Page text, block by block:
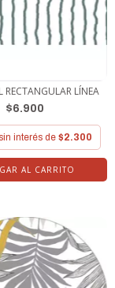
RECTANGULAR LÍNEA
$6.900
interés de $2.300